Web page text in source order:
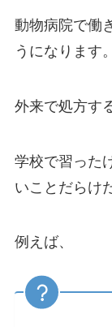
動物病院で働
うになります。
外来で処方す
学校で習った
いことだらけ
例えば、